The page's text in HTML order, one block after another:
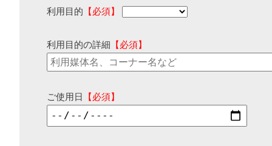
利用目的 【必須】
利用目的の詳細 【必須】
ご使用日 【必須】